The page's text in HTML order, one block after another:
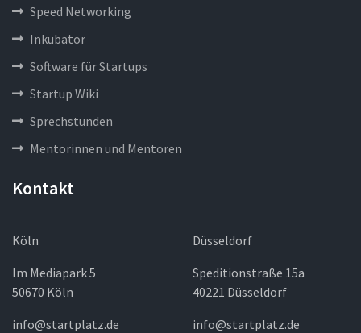
Speed Networking
Inkubator
Software für Startups
Startup Wiki
Sprechstunden
Mentorinnen und Mentoren
Kontakt
Köln
Im Mediapark 5
50670 Köln
info@startplatz.de
Düsseldorf
Speditionstraße 15a
40221 Düsseldorf
info@startplatz.de